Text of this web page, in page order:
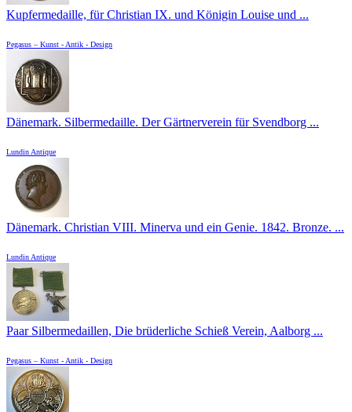
Kupfermedaille, für Christian IX. und Königin Louise und ...
Pegasus – Kunst - Antik - Design
Dänemark. Silbermedaille. Der Gärtnerverein für Svendborg ...
Lundin Antique
Dänemark. Christian VIII. Minerva und ein Genie. 1842. Bronze. ...
Lundin Antique
Paar Silbermedaillen, Die brüderliche Schieß Verein, Aalborg ...
Pegasus – Kunst - Antik - Design